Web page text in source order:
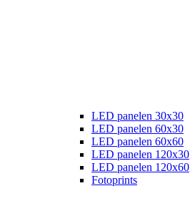
LED panelen 30x30
LED panelen 60x30
LED panelen 60x60
LED panelen 120x30
LED panelen 120x60
Fotoprints